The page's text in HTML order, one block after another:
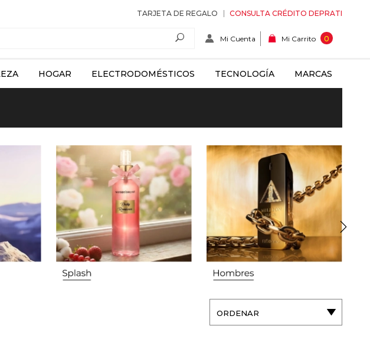
TARJETA DE REGALO CONSULTA CRÉDITO DEPRATI
Mi Cuenta Mi Carrito 0
HOGAR ELECTRODOMÉSTICOS TECNOLOGÍA MARCAS
ORDENAR